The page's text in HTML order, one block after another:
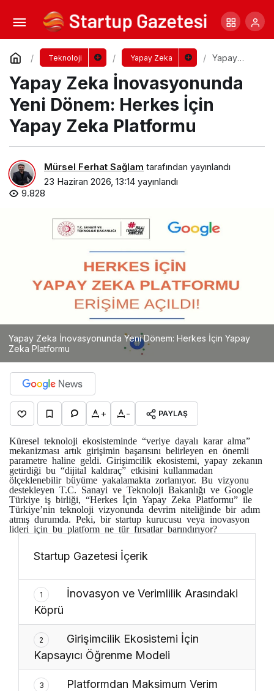
Teknoloji Yapay Zeka
Yapay
İnovasyon
unda Yeni
Herkes İçin
Yapay Zeka İnovasyonunda
Yeni Dönem: Herkes İçin
Yapay Zeka Platformu
Mürsel Ferhat Sağlam tarafından yayınlandı
23 Haziran 2026, 13:14 yayınlandı
9.828
Yapay Zeka İnovasyonunda Yeni Dönem: Herkes İçin Yapay
Zeka Platformu
+ - PAYLAŞ
Küresel teknoloji ekosisteminde “veriye dayalı karar alma”
mekanizması artık girişimin başarısını belirleyen en önemli
parametre haline geldi. Girişimcilik ekosistemi, yapay zekanın
getirdiği bu “dijital kaldıraç” etkisini kullanmadan
ölçeklenebilir büyüme yakalamakta zorlanıyor. Bu vizyonu
destekleyen T.C. Sanayi ve Teknoloji Bakanlığı ve Google
Türkiye iş birliği, “Herkes İçin Yapay Zeka Platformu” ile
Türkiye’nin teknoloji vizyonunda devrim niteliğinde bir adım
atmış durumda. Peki, bir startup kurucusu veya inovasyon
lideri için bu platform ne tür fırsatlar barındırıyor?
Startup Gazetesi İçerik
1
İnovasyon ve Verimlilik Arasındaki
Köprü
2
Girişimcilik Ekosistemi İçin
Kapsayıcı Öğrenme Modeli
3
Platformdan Maksimum Verim
Cevap Motoru Çağı Başladı: Yapay Zeka
Haberi Okuyor, Siteye Kimse Tıklamıyor
Yorum Yap Paylaş